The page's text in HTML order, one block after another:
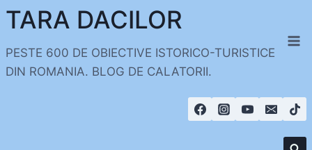
Skip
content
TARA DACILOR
PESTE 600 DE OBIECTIVE ISTORICO-TURISTICE
DIN ROMANIA. BLOG DE CALATORII.